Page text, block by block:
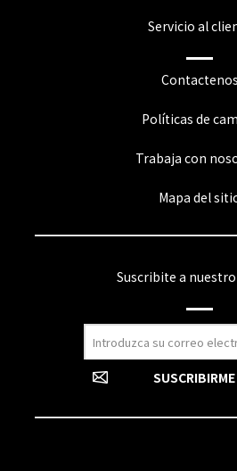
Servicio al
Contactenos
Políticas de
Trabaja con
Mapa del
Suscribite a